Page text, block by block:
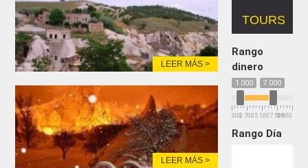
LEER MÁS >
LEER MÁS >
TOURS
Rango
dinero
1 000 7 000
3002 700 5 100 7 5009 900
Rango Día